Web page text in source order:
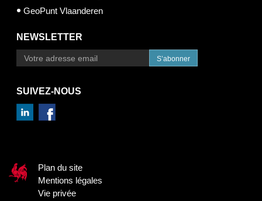
GeoPunt Vlaanderen
NEWSLETTER
S’abonner
SUIVEZ-NOUS
Plan du site
Mentions légales
Vie privée